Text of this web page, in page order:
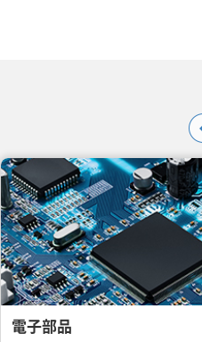
電子部品